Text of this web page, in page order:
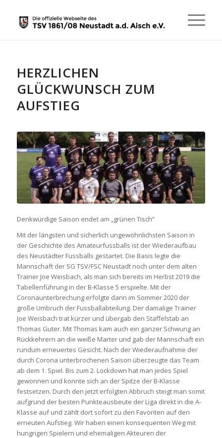
HERZLICHEN
GLÜCKWUNSCH ZUM
AUFSTIEG
Denkwürdige Saison endet am „grünen Tisch“
Mit der längsten und sicherlich ungewöhnlichsten Saison in
der Geschichte des Amateurfussballs ist der Wiederaufbau
des Neustädter Fussballs gestartet. Die Basis legte die
Mannschaft der SG TSV/FSC Neustadt noch unter dem alten
Trainer Joe Weisbach, als man sich bereits im Herbst 2019 die
Tabellenführung in der B-Klasse 5 erspielte. Mit der
Coronaunterbrechung erfolgte dann im Sommer 2020 der
große Umbruch der Fussballabteilung. Der damalige Trainer
Joe Weisbach trat kürzer und übergab den Staffelstab an
Thomas Guter. Mit Thomas kam auch ein ganzer Schwung an
Rückkehrern an die weiße Marter und gab der Mannschaft ein
rundum erneuertes Gesicht. Nach der Wiederaufnahme der
durch Corona unterbrochenen Saison überzeugte das Team
ab dem 1. Spiel. Bis zum 2. Lockdown hat man jedes Spiel
gewonnen und konnte sich an der Spitze der B-Klasse
festsetzen. Durch den jetzt erfolgten Abbruch steigt man somit
aufgrund der besten Punkteausbeute der Liga direkt in die A-
Klasse auf und zählt dort sofort zu den Favoriten auf den
erneuten Aufstieg. Wir haben einen konsequenten Weg mit
hungrigen Spielern und ehemaligen Akteuren der